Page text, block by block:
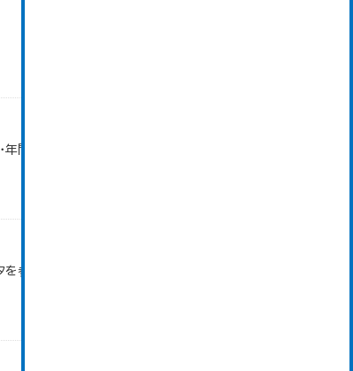
間商品販売額（小売業）」のデータを参照
参照しています。 令和2年から軽二輪車